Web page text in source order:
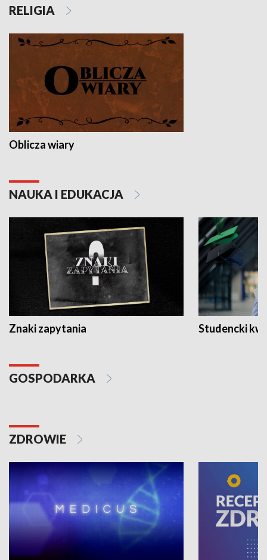
RELIGIA
Oblicza wiary
NAUKA I EDUKACJA
Znaki zapytania Studencki
GOSPODARKA
ZDROWIE